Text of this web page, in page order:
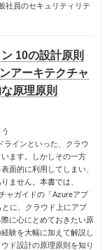
社員のセキュリティリテ
10の設計原則
アーキテクチャ
原理原則
ラインといった、クラウ
ます。しかしその一方
面的に利用してしまい、
ません。本書では、
ャガイドの「Azureアプ
に、クラウド上にアプ
に心にとめておきたい原
験を大幅に加えて解説し
ド設計の原理原則を知り